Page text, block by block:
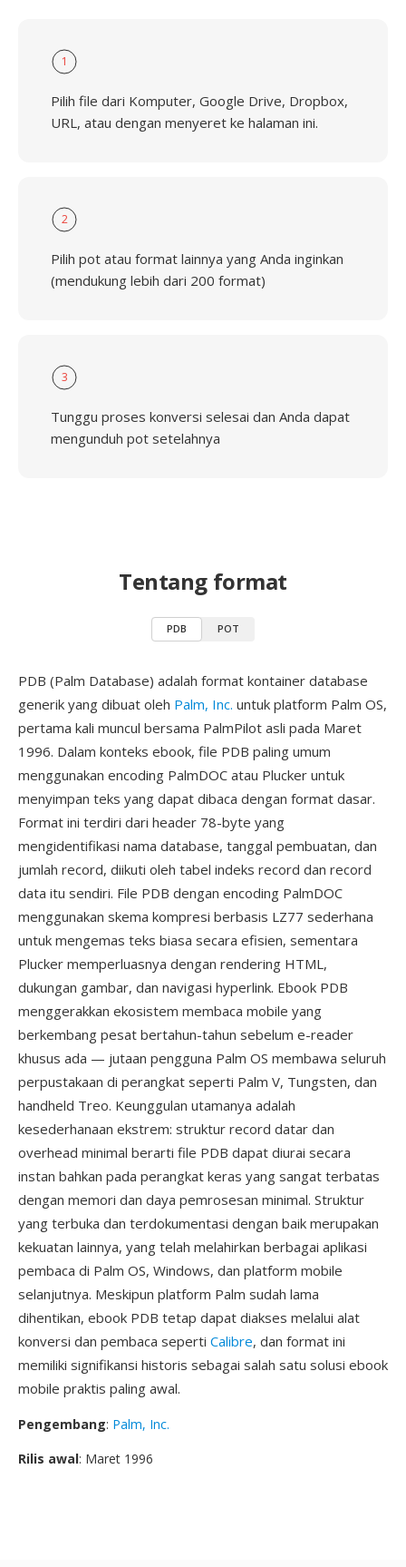
1
Pilih file dari Komputer, Google Drive, Dropbox,
URL, atau dengan menyeret ke halaman ini.
2
Pilih pot atau format lainnya yang Anda inginkan
(mendukung lebih dari 200 format)
3
Tunggu proses konversi selesai dan Anda dapat
mengunduh pot setelahnya
Tentang format
PDB POT
PDB (Palm Database) adalah format kontainer database
generik yang dibuat oleh Palm, Inc. untuk platform Palm OS,
pertama kali muncul bersama PalmPilot asli pada Maret
1996. Dalam konteks ebook, file PDB paling umum
menggunakan encoding PalmDOC atau Plucker untuk
menyimpan teks yang dapat dibaca dengan format dasar.
Format ini terdiri dari header 78-byte yang
mengidentifikasi nama database, tanggal pembuatan, dan
jumlah record, diikuti oleh tabel indeks record dan record
data itu sendiri. File PDB dengan encoding PalmDOC
menggunakan skema kompresi berbasis LZ77 sederhana
untuk mengemas teks biasa secara efisien, sementara
Plucker memperluasnya dengan rendering HTML,
dukungan gambar, dan navigasi hyperlink. Ebook PDB
menggerakkan ekosistem membaca mobile yang
berkembang pesat bertahun-tahun sebelum e-reader
khusus ada — jutaan pengguna Palm OS membawa seluruh
perpustakaan di perangkat seperti Palm V, Tungsten, dan
handheld Treo. Keunggulan utamanya adalah
kesederhanaan ekstrem: struktur record datar dan
overhead minimal berarti file PDB dapat diurai secara
instan bahkan pada perangkat keras yang sangat terbatas
dengan memori dan daya pemrosesan minimal. Struktur
yang terbuka dan terdokumentasi dengan baik merupakan
kekuatan lainnya, yang telah melahirkan berbagai aplikasi
pembaca di Palm OS, Windows, dan platform mobile
selanjutnya. Meskipun platform Palm sudah lama
dihentikan, ebook PDB tetap dapat diakses melalui alat
konversi dan pembaca seperti Calibre, dan format ini
memiliki signifikansi historis sebagai salah satu solusi ebook
mobile praktis paling awal.
Pengembang: Palm, Inc.
Rilis awal: Maret 1996